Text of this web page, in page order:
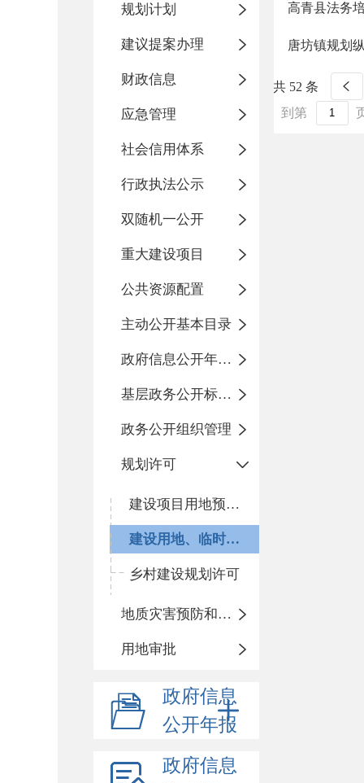
规划计划
建议提案办理
财政信息
应急管理
社会信用体系
行政执法公示
双随机一公开
重大建设项目
公共资源配置
主动公开基本目录
政府信息公开年度报告
基层政务公开标准化规范化
政务公开组织管理
规划许可
建设项目用地预审与选址意见书
建设用地、临时建设用地规划许可
乡村建设规划许可
地质灾害预防和治理
用地审批
政府信息
公开年报
政府信息
高青县法务
唐坊镇规划
共 52 条
到第